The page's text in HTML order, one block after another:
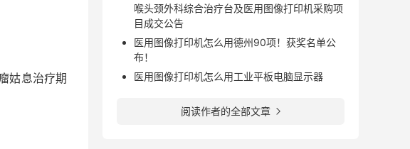
姑息治疗期
喉头颈外科综合治疗台及医用图像打印机采购项
目成交公告
医用图像打印机怎么用德州90项！获奖名单公
布！
医用图像打印机怎么用工业平板电脑显示器
阅读作者的全部文章 